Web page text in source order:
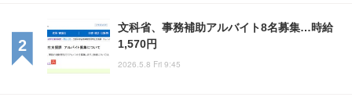
文科省、事務補助アルバイト8名募集…時給
1,570円
2026.5.8 Fri 9:45